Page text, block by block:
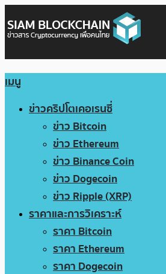
เมนู
ข่าวคริปโตเคอเรนซี่
ข่าว Bitcoin
ข่าว Ethereum
ข่าว Binance Coin
ข่าว Dogecoin
ข่าว Ripple (XRP)
ราคาและการวิเคราะห์
ราคา Bitcoin
ราคา Ethereum
ราคา Dogecoin